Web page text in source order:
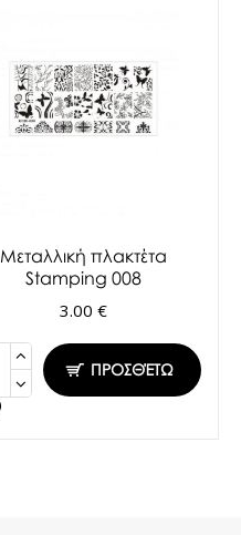
Μεταλλική πλακτέτα
Stamping 008
3.00 €
ΠΡΟΣΘΈΤΩ